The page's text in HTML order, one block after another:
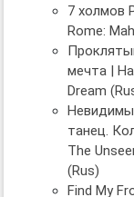
7 холмов
Rome:
мечта |
Dream
танец.
The
(Rus)
Find My